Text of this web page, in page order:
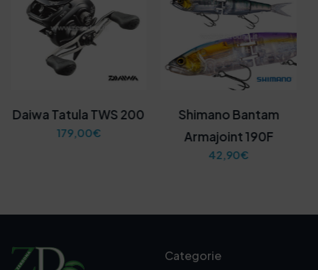
Daiwa Tatula TWS 200
179,00€
Shimano Bantam
Armajoint 190F
42,90€
Categorie